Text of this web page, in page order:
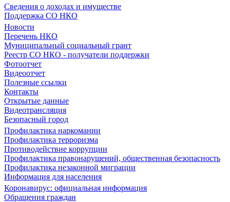
Сведения о доходах и имуществе
Поддержка СО НКО
Новости
Перечень НКО
Муниципальный социальный грант
Реестр СО НКО - получатели поддержки
Фотоотчет
Видеоотчет
Полезные ссылки
Контакты
Открытые данные
Видеотрансляция
Безопасный город
Профилактика наркомании
Профилактика терроризма
Противодействие коррупции
Профилактика правонарушений, общественная безопасность
Профилактика незаконной миграции
Информация для населения
Коронавирус: официальная информация
Обращения граждан